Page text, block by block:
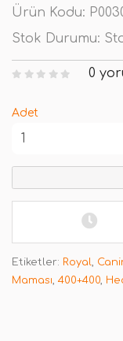
Ürün Kodu:
Stok Durumu:
0
Adet
Etiketler: Royal,
Maması, 400+400,